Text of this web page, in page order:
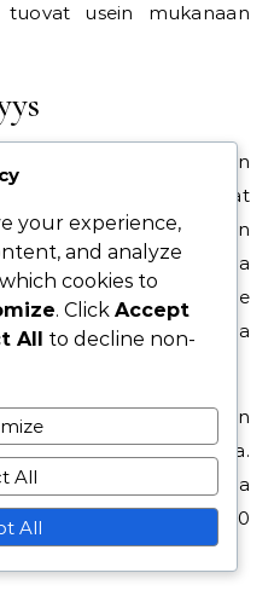
tuovat usein mukanaan
tekijä korkean
asiakkaat ovat
investoimaan
voidaan mitata
tai Net Promoter Score
asiakkaiden halukkuutta
voi johtaa korkeampiin
ja vähentää asiakaspakoa.
saavuttaa
joka ylittää 80
asiakassuhteeseen.
your experience,
and analyze
cookies to
. Click Accept
All to decline non-
All
All